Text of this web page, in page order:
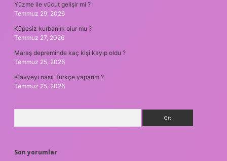
Yüzme ile vücut gelişir mi ?
Temmuz 29, 2026
Küpesiz kurbanlık olur mu ?
Temmuz 27, 2026
Maraş depreminde kaç kişi kayıp oldu ?
Temmuz 25, 2026
Klavyeyi nasıl Türkçe yaparim ?
Temmuz 25, 2026
Son yorumlar